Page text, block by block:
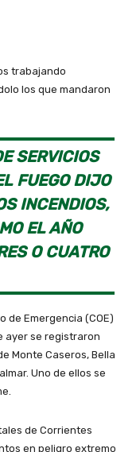
trabajando
los que mandaron
SERVICIOS
FUEGO DIJO
INCENDIOS,
EL AÑO
O CUATRO
de Emergencia (COE)
ayer se registraron
Monte Caseros, Bella
Uno de ellos se
de Corrientes
en peligro extremo